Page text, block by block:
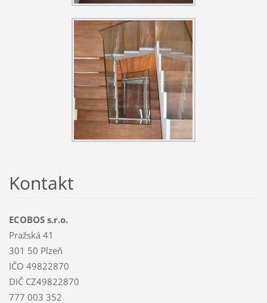
Kontakt
ECOBOS s.r.o.
Pražská 41
301 50 Plzeň
IČO 49822870
DIČ CZ49822870
777 003 352